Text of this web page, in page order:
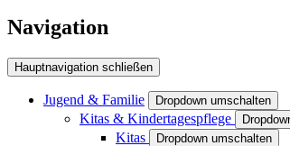
Navigation
Hauptnavigation schließen
Jugend & Familie Dropdown umschalten
Kitas & Kindertagespflege
Kitas Dropdown umschalten